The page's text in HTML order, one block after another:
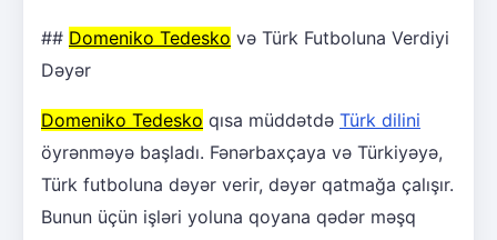
## Domeniko Tedesko və Türk Futboluna Verdiyi
Dəyər
Domeniko Tedesko qısa müddətdə Türk dilini
öyrənməyə başladı. Fənərbaxçaya və Türkiyəyə,
Türk futboluna dəyər verir, dəyər qatmağa çalışır.
Bunun üçün işləri yoluna qoyana qədər məşq